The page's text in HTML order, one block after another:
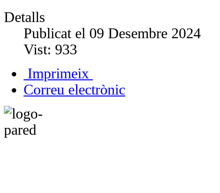
Detalls
Publicat el 09 Desembre 2024
Vist: 933
Imprimeix
Correu electrònic